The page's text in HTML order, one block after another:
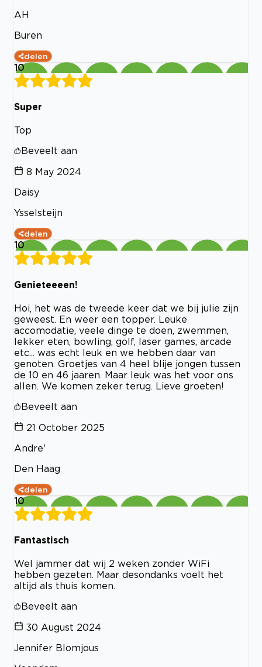
AH
Buren
delen
10
Super
Top
Beveelt aan
8 May 2024
Daisy
Ysselsteijn
delen
10
Genieteeeen!
Hoi, het was de tweede keer dat we bij julie zijn
geweest. En weer een topper. Leuke
accomodatie, veele dinge te doen, zwemmen,
lekker eten, bowling, golf, laser games, arcade
etc... was echt leuk en we hebben daar van
genoten. Groetjes van 4 heel blije jongen tussen
de 10 en 46 jaaren. Maar leuk was het voor ons
allen. We komen zeker terug. Lieve groeten!
Beveelt aan
21 October 2025
Andre'
Den Haag
delen
10
Fantastisch
Wel jammer dat wij 2 weken zonder WiFi
hebben gezeten. Maar desondanks voelt het
altijd als thuis komen.
Beveelt aan
30 August 2024
Jennifer Blomjous